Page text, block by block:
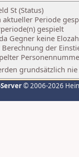
St (Status)
Periode
gespielt
Gegner keine
der
grundsätzlich
© 2006-2026